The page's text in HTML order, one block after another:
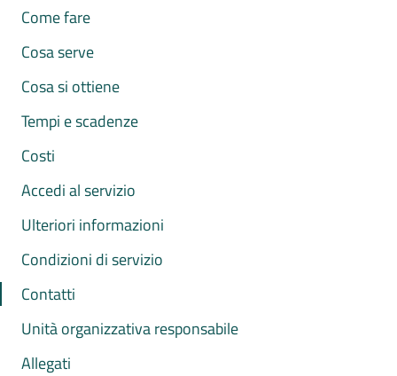
Come fare
Cosa serve
Cosa si ottiene
Tempi e scadenze
Costi
Accedi al servizio
Ulteriori informazioni
Condizioni di servizio
Contatti
Unità organizzativa responsabile
Allegati